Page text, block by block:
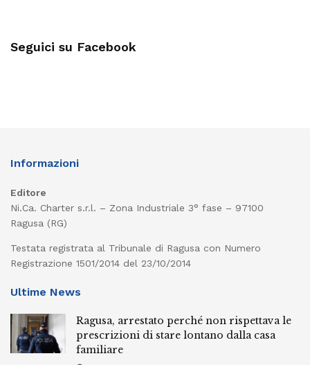
Seguici su Facebook
Informazioni
Editore
Ni.Ca. Charter s.r.l. – Zona Industriale 3° fase – 97100
Ragusa (RG)
Testata registrata al Tribunale di Ragusa con Numero
Registrazione 1501/2014 del 23/10/2014
Ultime News
Ragusa, arrestato perché non rispettava le
prescrizioni di stare lontano dalla casa
familiare